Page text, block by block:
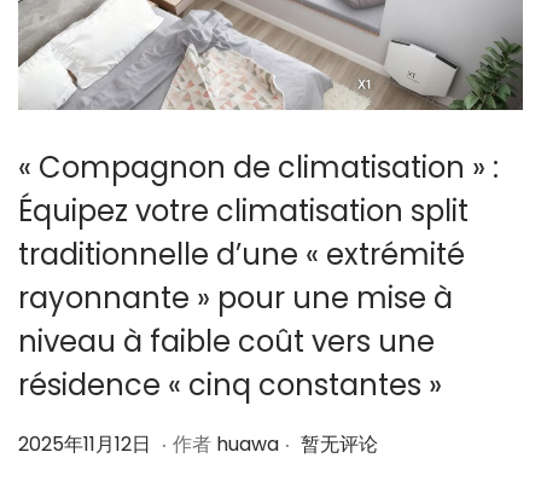
« Compagnon de climatisation » :
Équipez votre climatisation split
traditionnelle d’une « extrémité
rayonnante » pour une mise à
niveau à faible coût vers une
résidence « cinq constantes »
作
2025年11月12日 2. 作者 huawa . 暂无评论